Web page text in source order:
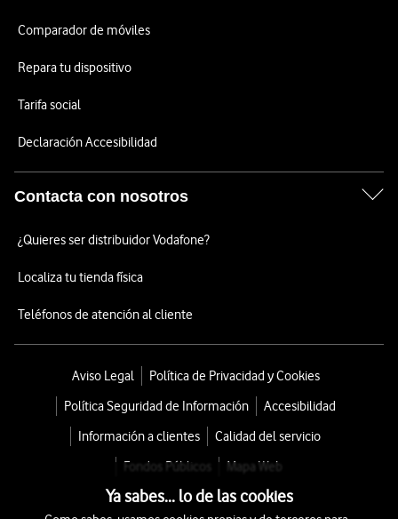
Comparador de móviles
Repara tu dispositivo
Tarifa social
Declaración Accesibilidad
Contacta con nosotros
¿Quieres ser distribuidor Vodafone?
Localiza tu tienda física
Teléfonos de atención al cliente
Aviso Legal
Política de Privacidad y Cookies
Política Seguridad de Información
Accesibilidad
Información a clientes
Calidad del servicio
Fondos Públicos
Mapa Web
Ya sabes... lo de las cookies